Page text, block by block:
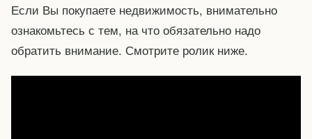
Если Вы покупаете недвижимость, внимательно
ознакомьтесь с тем, на что обязательно надо
обратить внимание. Смотрите ролик ниже.